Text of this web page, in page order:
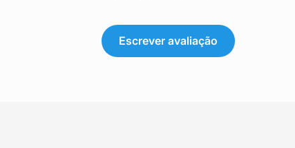
Escrever avaliação